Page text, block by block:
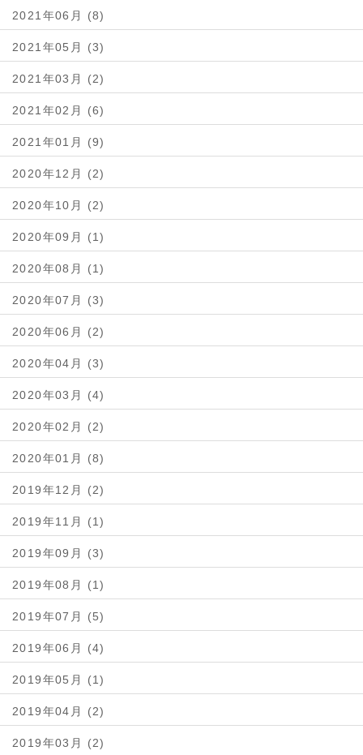
2021年06月 (8)
2021年05月 (3)
2021年03月 (2)
2021年02月 (6)
2021年01月 (9)
2020年12月 (2)
2020年10月 (2)
2020年09月 (1)
2020年08月 (1)
2020年07月 (3)
2020年06月 (2)
2020年04月 (3)
2020年03月 (4)
2020年02月 (2)
2020年01月 (8)
2019年12月 (2)
2019年11月 (1)
2019年09月 (3)
2019年08月 (1)
2019年07月 (5)
2019年06月 (4)
2019年05月 (1)
2019年04月 (2)
2019年03月 (2)